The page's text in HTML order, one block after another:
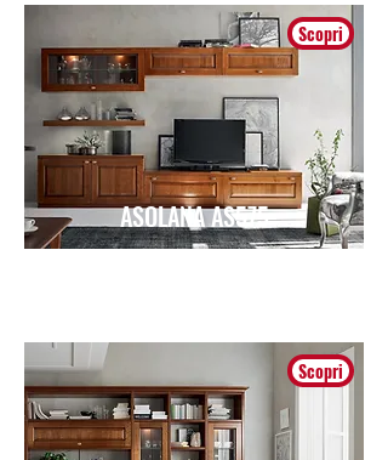
ASOLANA AS575
Scopri
Scopri